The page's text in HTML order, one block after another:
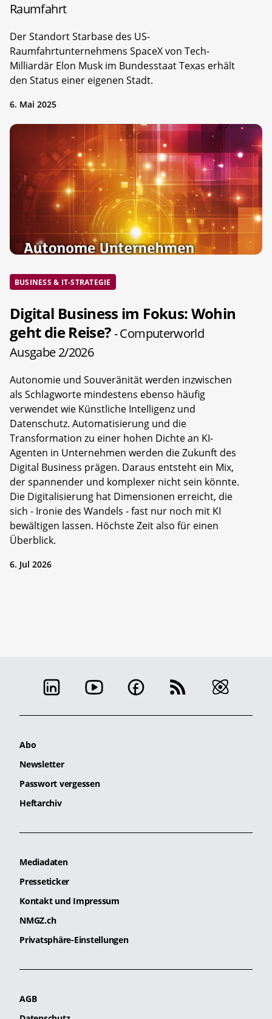
Raumfahrt
Der Standort Starbase des US-
Raumfahrtunternehmens SpaceX von Tech-
Milliardär Elon Musk im Bundesstaat Texas erhält
den Status einer eigenen Stadt.
6. Mai 2025
BUSINESS & IT-STRATEGIE
Digital Business im Fokus: Wohin
geht die Reise?- Computerworld
Ausgabe 2/2026
Autonomie und Souveränität werden inzwischen
als Schlagworte mindestens ebenso häufig
verwendet wie Künstliche Intelligenz und
Datenschutz. Automatisierung und die
Transformation zu einer hohen Dichte an KI-
Agenten in Unternehmen werden die Zukunft des
Digital Business prägen. Daraus entsteht ein Mix,
der spannender und komplexer nicht sein könnte.
Die Digitalisierung hat Dimensionen erreicht, die
sich - Ironie des Wandels - fast nur noch mit KI
bewältigen lassen. Höchste Zeit also für einen
Überblick.
6. Jul 2026
Abo
Newsletter
Passwort vergessen
Heftarchiv
Mediadaten
Presseticker
Kontakt und Impressum
NMGZ.ch
Privatsphäre-Einstellungen
AGB